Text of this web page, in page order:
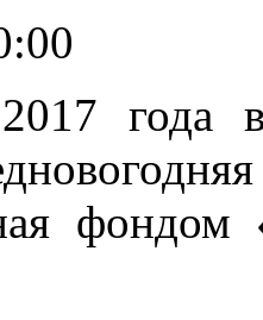
года